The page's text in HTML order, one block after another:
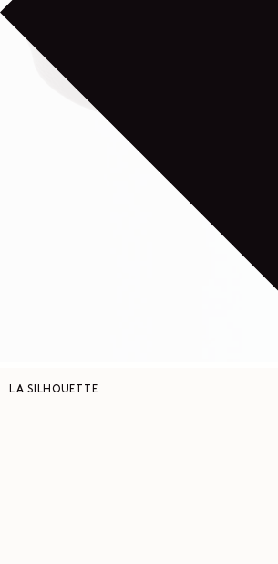
LA SILHOUETTE